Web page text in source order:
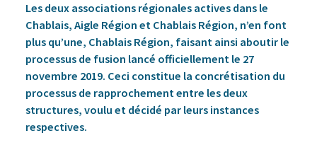
Les deux associations régionales actives dans le
Chablais, Aigle Région et Chablais Région, n’en font
plus qu’une, Chablais Région, faisant ainsi aboutir le
processus de fusion lancé officiellement le 27
novembre 2019. Ceci constitue la concrétisation du
processus de rapprochement entre les deux
structures, voulu et décidé par leurs instances
respectives.